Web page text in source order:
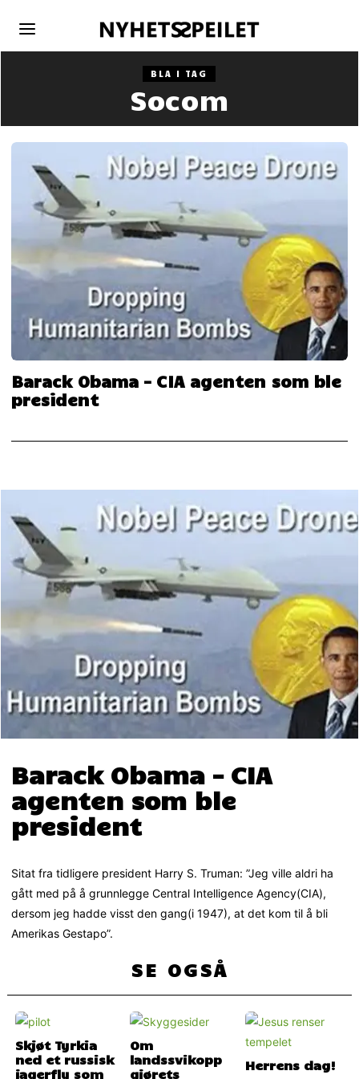
BLA I TAG
Socom
Barack Obama – CIA agenten som ble
president
Barack Obama – CIA
agenten som ble
president
Sitat fra tidligere president Harry S. Truman: ”Jeg ville aldri ha
gått med på å grunnlegge Central Intelligence Agency(CIA),
dersom jeg hadde visst den gang(i 1947), at det kom til å bli
Amerikas Gestapo”.
SE OGSÅ
Skjøt Tyrkia
ned et russisk
jagerfly som
Om
landssvikopp
gjørets
Herrens dag!